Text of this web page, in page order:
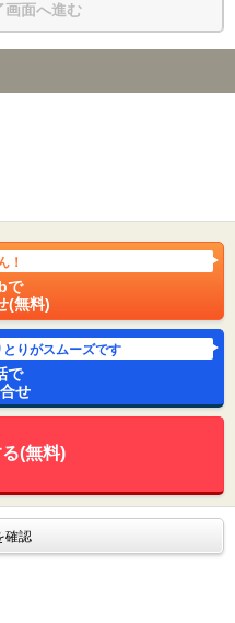
画面へ進む
！
で
(無料)
りがスムーズです
で
せ
(無料)
確認